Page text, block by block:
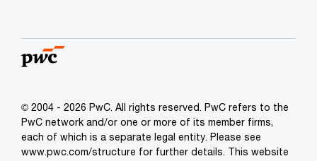
© 2004 - 2026 PwC. All rights reserved. PwC refers to the
PwC network and/or one or more of its member firms,
each of which is a separate legal entity. Please see
www.pwc.com/structure for further details. This website